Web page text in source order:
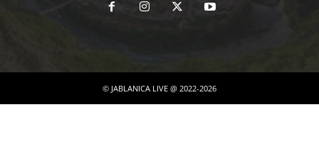
© JABLANICA LIVE @ 2022-2026